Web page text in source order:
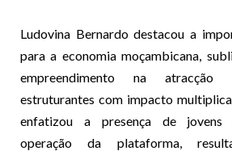
Ludovina Bernardo destacou a
para a economia moçambicana,
empreendimento na atracção
estruturantes com impacto
enfatizou a presença de jovens
operação da plataforma,